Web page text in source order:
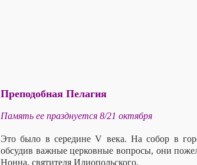
Преподобная Пелагия
Память ее празднуется 8/21 октября
Это было в середине V века. На собор в
обсудив важные церковные вопросы, они
Нонна, святителя Илиопольского.